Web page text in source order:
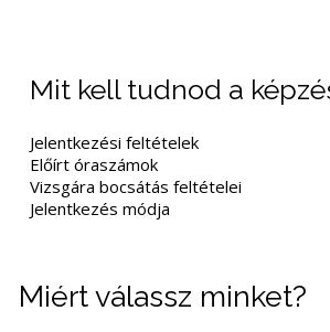
Mit kell tudnod a
Jelentkezési feltételek
Előírt óraszámok
Vizsgára bocsátás feltételei
Jelentkezés módja
Miért válassz minket?